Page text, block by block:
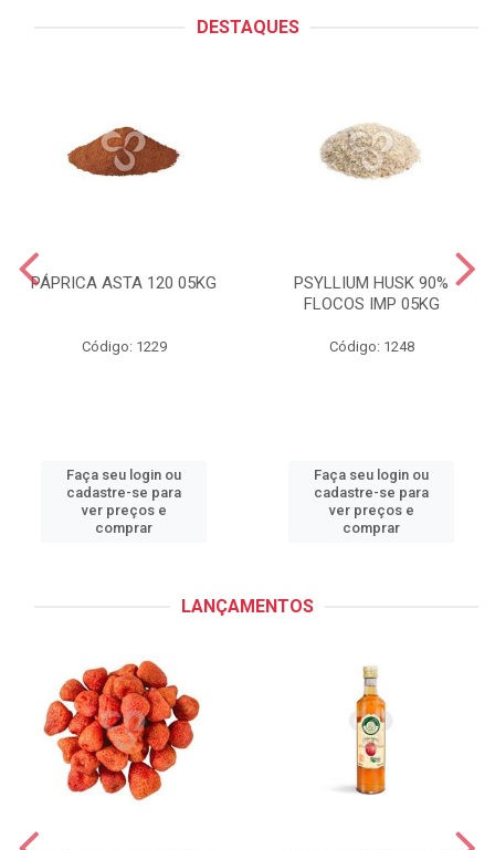
DESTAQUES
PÁPRICA ASTA 120 05KG
Código: 1229
Faça seu login ou
cadastre-se para
ver preços e
comprar
PSYLLIUM HUSK 90%
FLOCOS IMP 05KG
Código: 1248
Faça seu login ou
cadastre-se para
ver preços e
comprar
LANÇAMENTOS